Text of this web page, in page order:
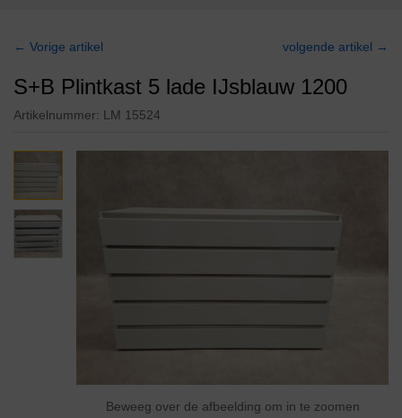
← Vorige artikel volgende artikel →
S+B Plintkast 5 lade IJsblauw 1200
Artikelnummer: LM 15524
Beweeg over de afbeelding om in te zoomen